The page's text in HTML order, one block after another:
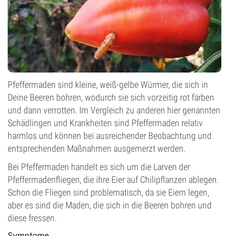
Pfeffermaden sind kleine, weiß-gelbe Würmer, die sich in
Deine Beeren bohren, wodurch sie sich vorzeitig rot färben
und dann verrotten. Im Vergleich zu anderen hier genannten
Schädlingen und Krankheiten sind Pfeffermaden relativ
harmlos und können bei ausreichender Beobachtung und
entsprechenden Maßnahmen ausgemerzt werden.
Bei Pfeffermaden handelt es sich um die Larven der
Pfeffermadenfliegen, die ihre Eier auf Chilipflanzen ablegen.
Schon die Fliegen sind problematisch, da sie Eiern legen,
aber es sind die Maden, die sich in die Beeren bohren und
diese fressen.